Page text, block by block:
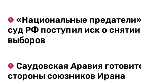
«Национальные
суд РФ поступил иск о
выборов
Саудовская Аравия
стороны союзников Ирана